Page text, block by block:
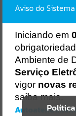
ISS/ALVARÁ
Resultados para
Portais
Aviso do Sistema
Iniciando em
Ambiente de
Serviço
vigor novas
saiba mais.
Autoatendimento
Erro
Ocorreu um erro de
Uncaught
https://
?v=1fa3919d:47
Verificar Mais Detalhes